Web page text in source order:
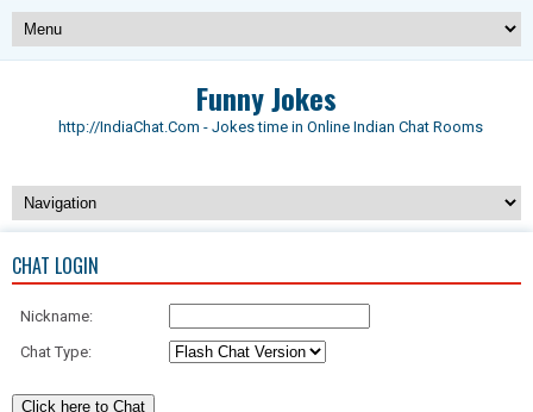
Funny Jokes
http://IndiaChat.Com - Jokes time in Online Indian Chat Rooms
CHAT LOGIN
Nickname:
Chat Type: